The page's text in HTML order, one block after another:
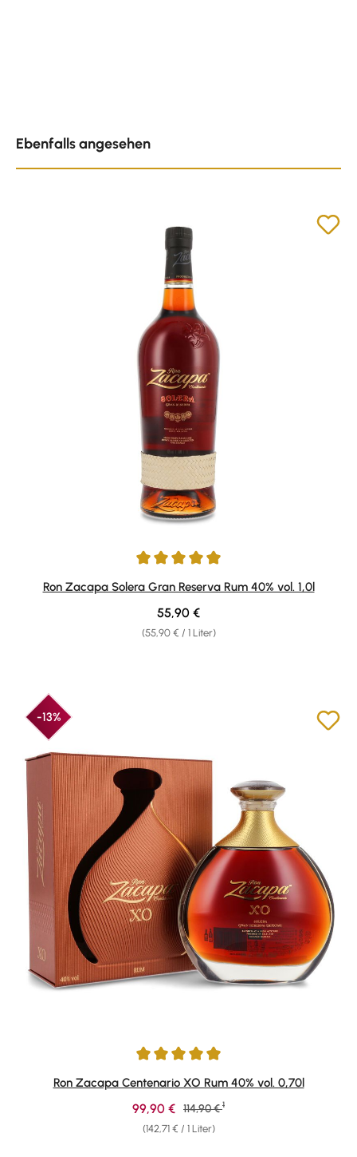
Ebenfalls angesehen
Durchschnittliche Bewertung von 4.92 von 5 Sternen
Ron Zacapa Solera Gran Reserva Rum 40% vol. 1,0l
(55,90 € / 1 Liter)
Regulärer Preis:
55,90 €
-13%
Durchschnittliche Bewertung von 4.95 von 5 Sternen
Ron Zacapa Centenario XO Rum 40% vol. 0,70l
(142,71 € / 1 Liter)
Verkaufspreis:
99,90 € Regulärer Preis:
114,90 € 1